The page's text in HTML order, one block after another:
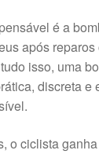
é a
após
isso, uma
discreta e
o ciclista